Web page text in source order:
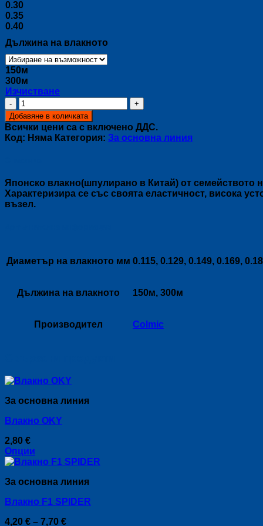
0.30
0.35
0.40
Дължина на влакното
150м
300м
Изчистване
количество
за
Влакно
ALL
ROUND
Добавяне в количката
Всички цени са с включено ДДС.
Код: Няма Категория: За основна линия
Японско влакно(шпулирано в Китай) от семейството
Характеризира се със своята еластичност, висока
възел.
Диаметър на влакното мм 0.115, 0.129, 0.149, 0.169,
Дължина на влакното 150м, 300м
Производител Colmic
За основна линия
Влакно OKY
2,80 €
Опции
This
has
variants.
За основна линия
Влакно F1 SPIDER
4,20 € – 7,70 €Price